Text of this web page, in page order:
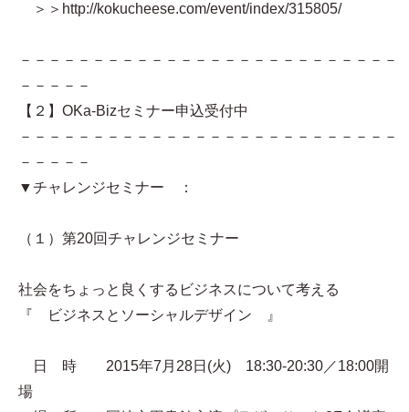
＞＞http://kokucheese.com/event/index/315805/
－－－－－－－－－－－－－－－－－－－－－－－－－－
－－－－－
【２】OKa-Bizセミナー申込受付中
－－－－－－－－－－－－－－－－－－－－－－－－－－
－－－－－
▼チャレンジセミナー ：
（１）第20回チャレンジセミナー
社会をちょっと良くするビジネスについて考える
『 ビジネスとソーシャルデザイン 』
日 時 2015年7月28日(火) 18:30-20:30／18:00開
場